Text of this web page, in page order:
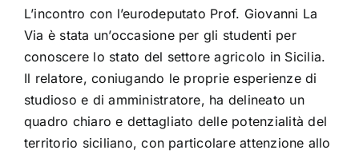
L’incontro con l’eurodeputato Prof. Giovanni La
Via è stata un’occasione per gli studenti per
conoscere lo stato del settore agricolo in Sicilia.
Il relatore, coniugando le proprie esperienze di
studioso e di amministratore, ha delineato un
quadro chiaro e dettagliato delle potenzialità del
territorio siciliano, con particolare attenzione allo